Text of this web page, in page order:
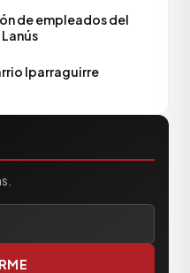
de empleados del
Iparraguirre